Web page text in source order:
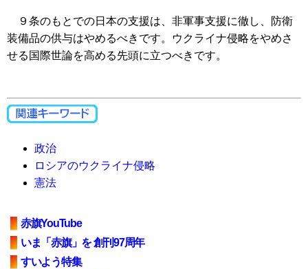
９条のもとでの日本の支援は、非軍事支援に徹し、防衛
装備品の供与はやめるべきです。ウクライナ侵略をやめさ
せる国際世論を高める先頭に立つべきです。
政治
ロシアのウクライナ侵略
憲法
赤旗YouTube
いま「赤旗」を 創刊97周年
すいよう特集